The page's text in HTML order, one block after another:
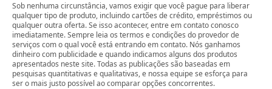
Sob nenhuma circunstância, vamos exigir que você pague para liberar
qualquer tipo de produto, incluindo cartões de crédito, empréstimos ou
qualquer outra oferta. Se isso acontecer, entre em contato conosco
imediatamente. Sempre leia os termos e condições do provedor de
serviços com o qual você está entrando em contato. Nós ganhamos
dinheiro com publicidade e quando indicamos alguns dos produtos
apresentados neste site. Todas as publicações são baseadas em
pesquisas quantitativas e qualitativas, e nossa equipe se esforça para
ser o mais justo possível ao comparar opções concorrentes.